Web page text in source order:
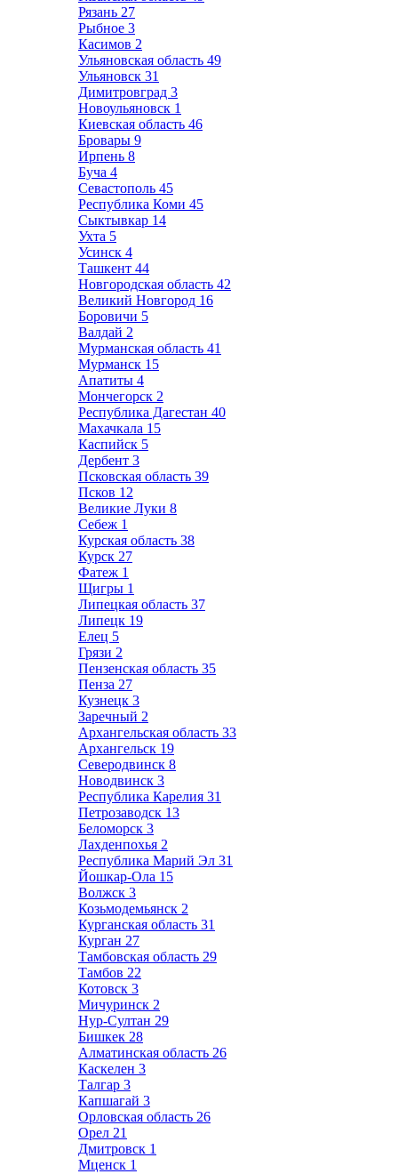
Рязань 27
Рыбное 3
Касимов 2
Ульяновская область 49
Ульяновск 31
Димитровград 3
Новоульяновск 1
Киевская область 46
Бровары 9
Ирпень 8
Буча 4
Севастополь 45
Республика Коми 45
Сыктывкар 14
Ухта 5
Усинск 4
Ташкент 44
Новгородская область 42
Великий Новгород 16
Боровичи 5
Валдай 2
Мурманская область 41
Мурманск 15
Апатиты 4
Мончегорск 2
Республика Дагестан 40
Махачкала 15
Каспийск 5
Дербент 3
Псковская область 39
Псков 12
Великие Луки 8
Себеж 1
Курская область 38
Курск 27
Фатеж 1
Щигры 1
Липецкая область 37
Липецк 19
Елец 5
Грязи 2
Пензенская область 35
Пенза 27
Кузнецк 3
Заречный 2
Архангельская область 33
Архангельск 19
Северодвинск 8
Новодвинск 3
Республика Карелия 31
Петрозаводск 13
Беломорск 3
Лахденпохья 2
Республика Марий Эл 31
Йошкар-Ола 15
Волжск 3
Козьмодемьянск 2
Курганская область 31
Курган 27
Тамбовская область 29
Тамбов 22
Котовск 3
Мичуринск 2
Нур-Султан 29
Бишкек 28
Алматинская область 26
Каскелен 3
Талгар 3
Капшагай 3
Орловская область 26
Орел 21
Дмитровск 1
Мценск 1